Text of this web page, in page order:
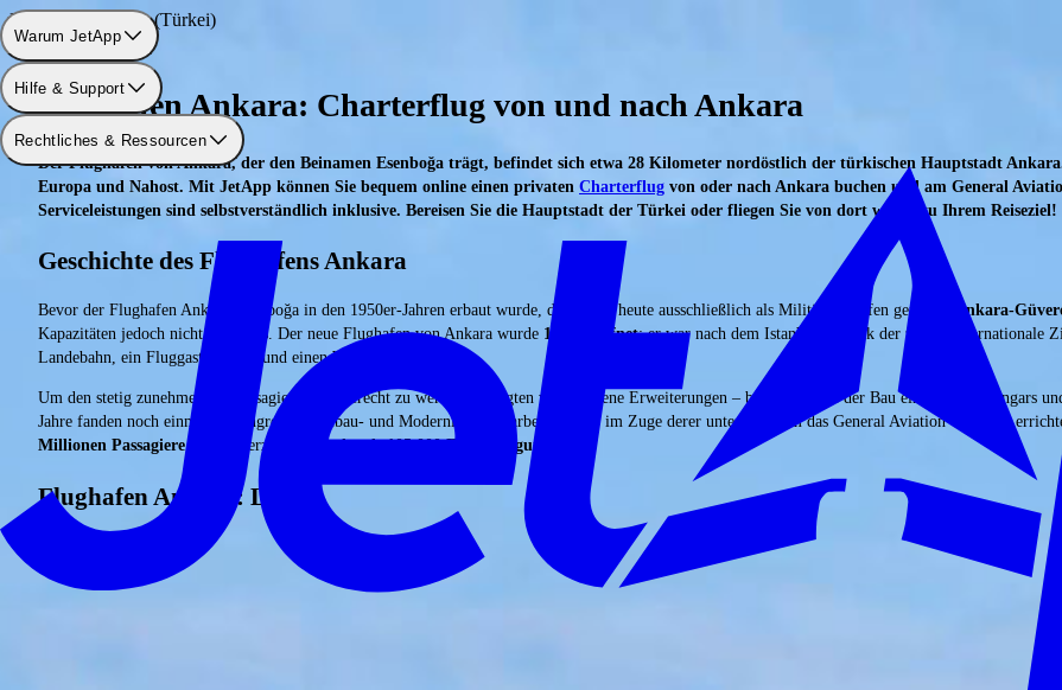
Warum JetApp
Hilfe & Support
Rechtliches & Ressourcen
Flughafen: Ankara (Türkei)
Flughafen Ankara: Charterflug von und nach Ankara
Der Flughafen von Ankara, der den Beinamen Esenboğa trägt, befindet sich etwa 28 Kilometer nordöstlich der türkischen Hauptstadt
Europa und Nahost. Mit JetApp können Sie bequem online einen privaten Charterflug von oder nach Ankara buchen und am General
Serviceleistungen sind selbstverständlich inklusive. Bereisen Sie die Hauptstadt der Türkei oder fliegen Sie von dort weiter zu Ihrem Reiseziel!
Geschichte des Flughafens Ankara
Bevor der Flughafen Ankara-Esenboğa in den 1950er-Jahren erbaut wurde, diente der heute ausschließlich als Militärflughafen genutzte Ankara-
Kapazitäten jedoch nicht mehr aus. Der neue Flughafen von Ankara wurde 1955 eröffnet; er war nach dem Istanbul-Atatürk der zweite internationale
Landebahn, ein Fluggastgebäude und einen Wartungshangar.
Um den stetig zunehmenden Passagierzahlen gerecht zu werden, erfolgten verschiedene Erweiterungen – beispielsweise der Bau eines neuen Hangars
Jahre fanden noch einmal umfangreiche Umbau- und Modernisierungsarbeiten statt, im Zuge derer unter anderem das General Aviation Terminal
Millionen Passagiereab und verzeichnet mehr als 105.000 Flugbewegungen
Flughafen Ankara: Lage